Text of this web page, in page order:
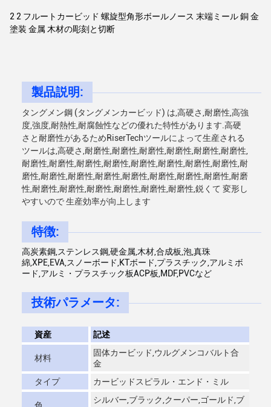
2 2 フルートカービッド 螺旋型角形ボールノース 末端ミール 銅 金
塗装 金属 木材の彫刻と切断
製品説明:
タングメン鋼 (タングメンカービッド) は,高硬さ,耐磨性,高強
度,強度,耐熱性,耐腐蝕性などの優れた特性があります.高硬
さと耐磨性があるためRiserTechツールによって生産される
ツールは,高硬さ,耐磨性,耐磨性,耐磨性,耐磨性,耐磨性,耐磨性,
耐磨性,耐磨性,耐磨性,耐磨性,耐磨性,耐磨性,耐磨性,耐磨性,耐
磨性,耐磨性,耐磨性,耐磨性,耐磨性,耐磨性,耐磨性,耐磨性,耐磨
性,耐磨性,耐磨性,耐磨性,耐磨性,耐磨性,耐磨性,鋭くて 変形し
やすいので 生産効率が向上します
特徴:
高炭素鋼,ステンレス鋼,硬金属,木材,合成板,泡,真珠
綿,XPE,EVA,スノーボード,KTボード,プラスチック,アルミボ
ード,アルミ・プラスチック板ACP板,MDF,PVCなど
技術パラメータ:
資産 記述
材料
固体カービッド,ウルグメンコバルト合
金
タイプ
カービッドスピラル・エンド・ミル
シルバー,ブラック,クーパー,ゴールド,ブ